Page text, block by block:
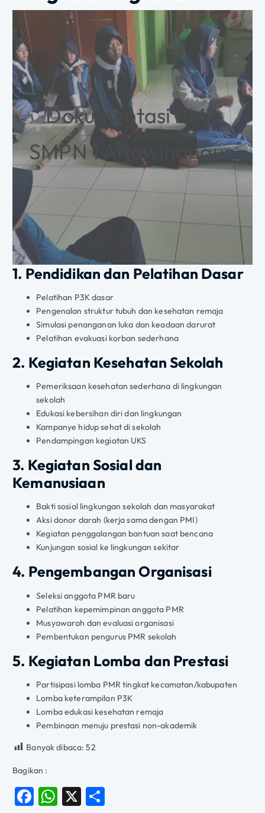
Dokumentasi PMR
SMPN 1 Arjawinangun
1. Pendidikan dan Pelatihan Dasar
Pelatihan P3K dasar
Pengenalan struktur tubuh dan kesehatan remaja
Simulasi penanganan luka dan keadaan darurat
Pelatihan evakuasi korban sederhana
2. Kegiatan Kesehatan Sekolah
Pemeriksaan kesehatan sederhana di lingkungan
sekolah
Edukasi kebersihan diri dan lingkungan
Kampanye hidup sehat di sekolah
Pendampingan kegiatan UKS
3. Kegiatan Sosial dan
Kemanusiaan
Bakti sosial lingkungan sekolah dan masyarakat
Aksi donor darah (kerja sama dengan PMI)
Kegiatan penggalangan bantuan saat bencana
Kunjungan sosial ke lingkungan sekitar
4. Pengembangan Organisasi
Seleksi anggota PMR baru
Pelatihan kepemimpinan anggota PMR
Musyawarah dan evaluasi organisasi
Pembentukan pengurus PMR sekolah
5. Kegiatan Lomba dan Prestasi
Partisipasi lomba PMR tingkat kecamatan/kabupaten
Lomba keterampilan P3K
Lomba edukasi kesehatan remaja
Pembinaan menuju prestasi non-akademik
Banyak dibaca: 52
Bagikan :
F
W X